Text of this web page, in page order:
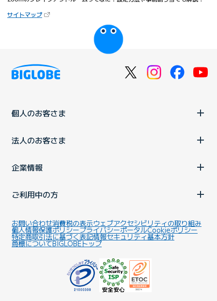
サイトマップ
個人のお客さま
法人のお客さま
企業情報
ご利用中の方
お問い合わせ消費税の表示ウェブアクセシビリティの取り組み
個人情報保護ポリシープライバシーポータルCookieポリシー
特定商取引法に基づく表記情報セキュリティ基本方針
商標についてBIGLOBEトップ